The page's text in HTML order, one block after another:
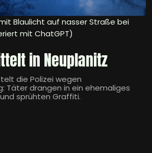
Blaulicht auf nasser Straße bei
mit ChatGPT)
in Neuplanitz
die Polizei wegen
Täter drangen in ein ehemaliges
sprühten Graffiti.